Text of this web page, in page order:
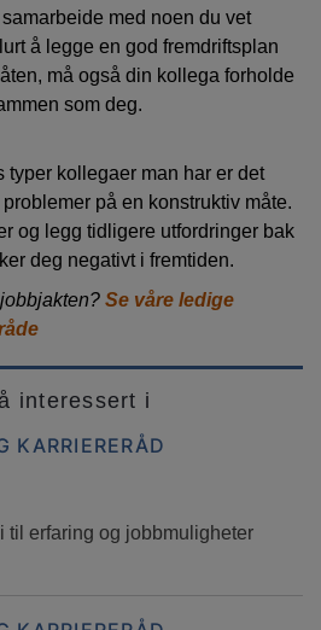
med noen du vet
å legge en god fremdriftsplan
må også din kollega forholde
som deg.
typer kollegaer man har er det
på en konstruktiv måte.
og legg tidligere utfordringer bak
deg negativt i fremtiden.
Se våre ledige
interessert i
KARRIERERÅD
til erfaring og jobbmuligheter